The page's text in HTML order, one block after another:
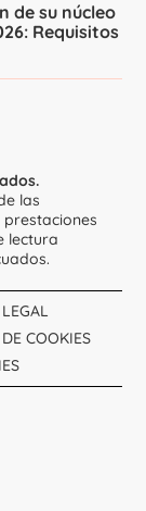
de su núcleo
Requisitos
las
lectura
COOKIES